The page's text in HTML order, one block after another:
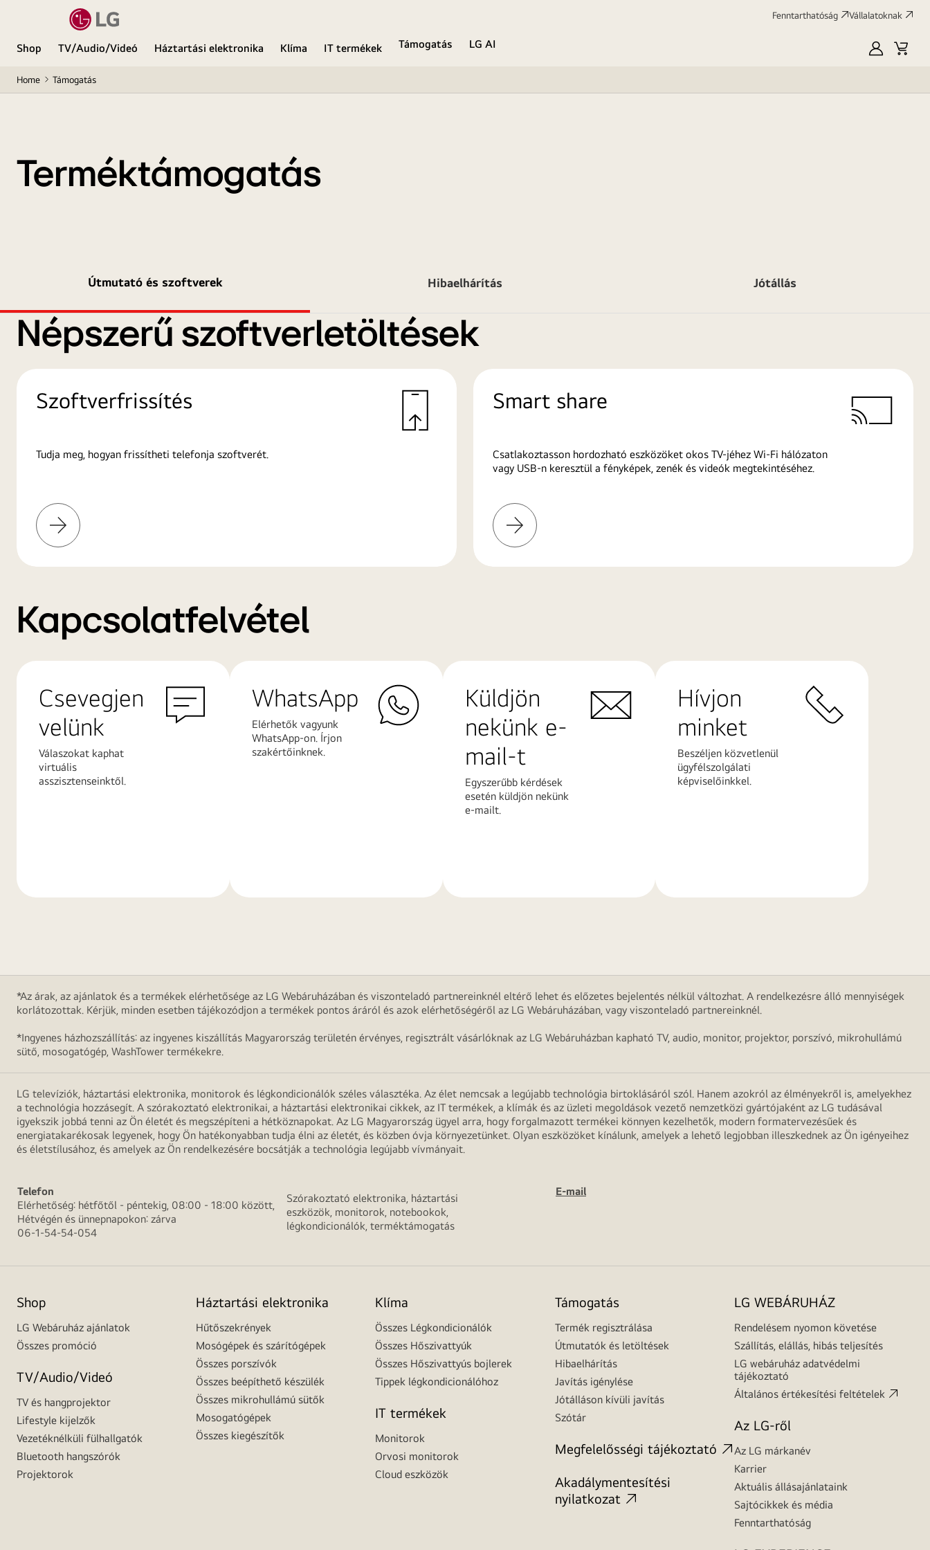
Fenntarthatóság Vállalatoknak
Shop TV/Audio/Videó Háztartási elektronika Klíma IT termékek Támogatás
LG AI
SajátKosár
Home Támogatás
Terméktámogatás
Útmutató és szoftverek Hibaelhárítás Jótállás
Népszerű szoftverletöltések
Szoftverfrissítés
Tudja meg, hogyan frissítheti telefonja szoftverét.
További
információk
Smart share
Csatlakoztasson hordozható eszközöket okos TV-jéhez Wi-Fi hálózaton
vagy USB-n keresztül a fényképek, zenék és videók megtekintéséhez.
További
információk
Kapcsolatfelvétel
Csevegjen
velünk
Válaszokat kaphat
virtuális
asszisztenseinktől.
WhatsApp
Elérhetők vagyunk
WhatsApp-on. Írjon
szakértőinknek.
Küldjön
nekünk e-
mail-t
Egyszerűbb kérdések
esetén küldjön nekünk
e-mailt.
Hívjon
minket
Beszéljen közvetlenül
ügyfélszolgálati
képviselőinkkel.
*Az árak, az ajánlatok és a termékek elérhetősége az LG Webáruházában és viszonteladó partnereinknél eltérő lehet és előzetes bejelentés nélkül változhat. A rendelkezésre álló mennyiségek
korlátozottak. Kérjük, minden esetben tájékozódjon a termékek pontos áráról és azok elérhetőségéről az LG Webáruházában, vagy viszonteladó partnereinknél.
*Ingyenes házhozszállítás: az ingyenes kiszállítás Magyarország területén érvényes, regisztrált vásárlóknak az LG Webáruházban kapható TV, audio, monitor, projektor, porszívó, mikrohullámú
sütő, mosogatógép, WashTower termékekre.
LG televíziók, háztartási elektronika, monitorok és légkondicionálók széles választéka. Az élet nemcsak a legújabb technológia birtoklásáról szól. Hanem azokról az élményekről is, amelyekhez
a technológia hozzásegít. A szórakoztató elektronikai, a háztartási elektronikai cikkek, az IT termékek, a klímák és az üzleti megoldások vezető nemzetközi gyártójaként az LG tudásával
igyekszik jobbá tenni az Ön életét és megszépíteni a hétköznapokat. Az LG Magyarország ügyel arra, hogy forgalmazott termékei könnyen kezelhetők, modern formatervezésűek és
energiatakarékosak legyenek, hogy Ön hatékonyabban tudja élni az életét, és közben óvja környezetünket. Olyan eszközöket kínálunk, amelyek a lehető legjobban illeszkednek az Ön igényeihez
és életstílusához, és amelyek az Ön rendelkezésére bocsátják a technológia legújabb vívmányait.
Telefon
Elérhetőség: hétfőtől - péntekig, 08:00 - 18:00 között,
Hétvégén és ünnepnapokon: zárva
06-1-54-54-054
Szórakoztató elektronika, háztartási
eszközök, monitorok, notebookok,
légkondicionálók, terméktámogatás
E-mail
Shop
LG Webáruház ajánlatok
Összes promóció
TV/Audio/Videó
TV és hangprojektor
Lifestyle kijelzők
Vezetéknélküli fülhallgatók
Bluetooth hangszórók
Projektorok
Háztartási elektronika
Hűtőszekrények
Mosógépek és szárítógépek
Összes porszívók
Összes beépíthető készülék
Összes mikrohullámú sütők
Mosogatógépek
Összes kiegészítők
Klíma
Összes Légkondicionálók
Összes Hőszivattyúk
Összes Hőszivattyús bojlerek
Tippek légkondicionálóhoz
IT termékek
Monitorok
Orvosi monitorok
Cloud eszközök
Támogatás
Termék regisztrálása
Útmutatók és letöltések
Hibaelhárítás
Javítás igénylése
Jótálláson kívüli javítás
Szótár
Megfelelősségi tájékoztató
Akadálymentesítési
nyilatkozat
LG WEBÁRUHÁZ
Rendelésem nyomon követése
Szállítás, elállás, hibás teljesítés
LG webáruház adatvédelmi
tájékoztató
Általános értékesítési feltételek
Az LG-ről
Az LG márkanév
Karrier
Aktuális állásajánlataink
Sajtócikkek és média
Fenntarthatóság